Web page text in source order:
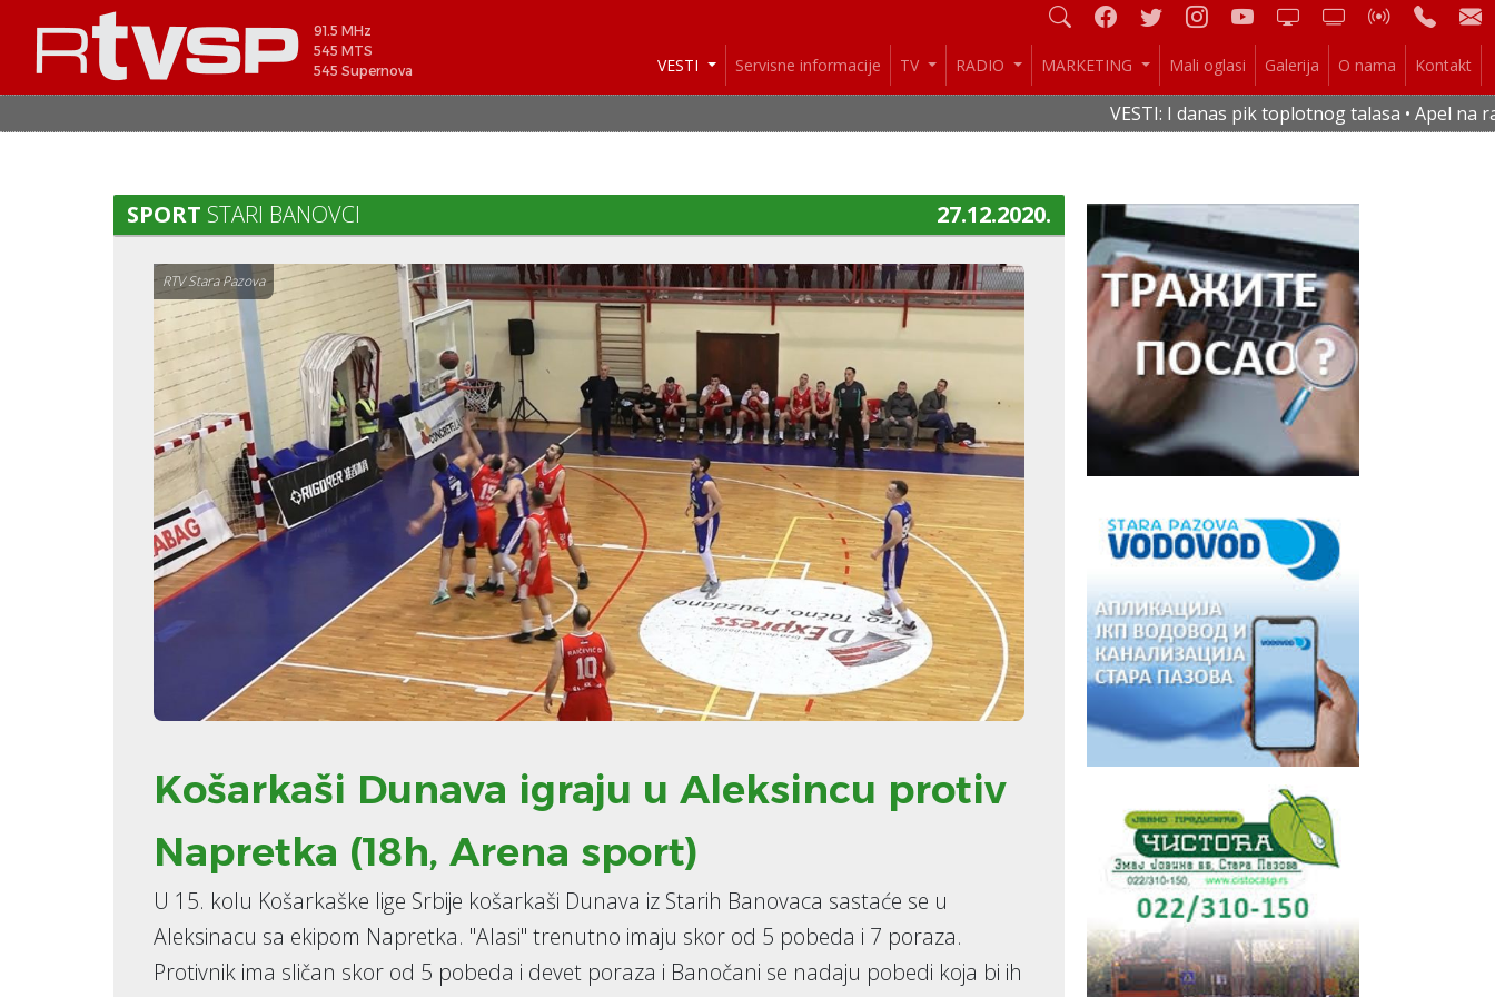
91.5 MHz
545 MTS
545 Supernova
VESTI Servisne informacije TV RADIO MARKETING Mali oglasi Galerija O nama Kontakt
VESTI: I danas pik toplotnog talasa • Apel na
SPORT STARI BANOVCI 27.12.2020.
RTV Stara Pazova
Košarkaši Dunava igraju u Aleksincu protiv
Napretka (18h, Arena sport)
U 15. kolu Košarkaške lige Srbije košarkaši Dunava iz Starih Banovaca sastaće se u
Aleksinacu sa ekipom Napretka. "Alasi" trenutno imaju skor od 5 pobeda i 7 poraza.
Protivnik ima sličan skor od 5 pobeda i devet poraza i Banočani se nadaju pobedi koja bi ih